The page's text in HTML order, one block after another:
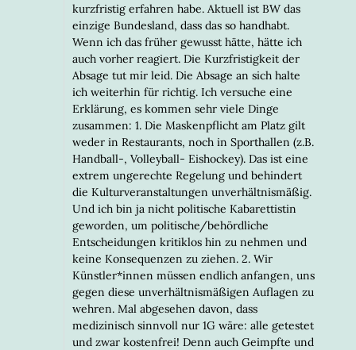
kurzfristig erfahren habe. Aktuell ist BW das
einzige Bundesland, dass das so handhabt.
Wenn ich das früher gewusst hätte, hätte ich
auch vorher reagiert. Die Kurzfristigkeit der
Absage tut mir leid. Die Absage an sich halte
ich weiterhin für richtig. Ich versuche eine
Erklärung, es kommen sehr viele Dinge
zusammen: 1. Die Maskenpflicht am Platz gilt
weder in Restaurants, noch in Sporthallen (z.B.
Handball-, Volleyball- Eishockey). Das ist eine
extrem ungerechte Regelung und behindert
die Kulturveranstaltungen unverhältnismäßig.
Und ich bin ja nicht politische Kabarettistin
geworden, um politische/behördliche
Entscheidungen kritiklos hin zu nehmen und
keine Konsequenzen zu ziehen. 2. Wir
Künstler*innen müssen endlich anfangen, uns
gegen diese unverhältnismäßigen Auflagen zu
wehren. Mal abgesehen davon, dass
medizinisch sinnvoll nur 1G wäre: alle getestet
und zwar kostenfrei! Denn auch Geimpfte und